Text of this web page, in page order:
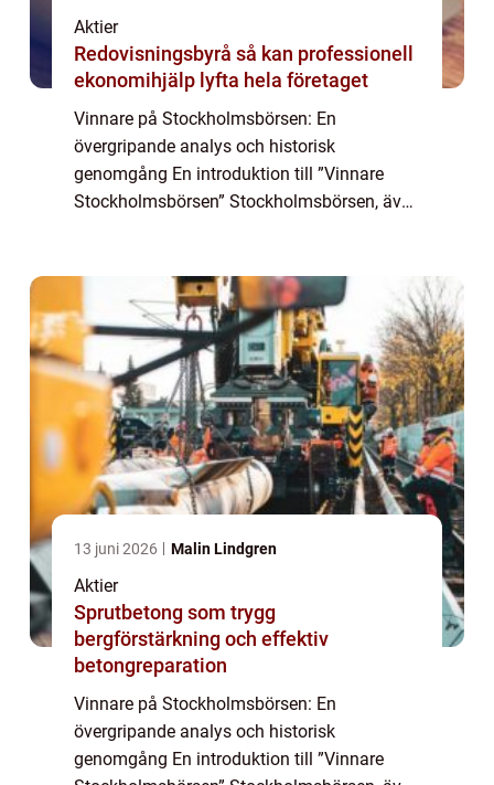
Aktier
Redovisningsbyrå så kan professionell
ekonomihjälp lyfta hela företaget
Vinnare på Stockholmsbörsen: En
övergripande analys och historisk
genomgång En introduktion till ”Vinnare
Stockholmsbörsen” Stockholmsbörsen, även
marknadsplats för ha...
13 juni 2026 Malin Lindgren
Aktier
Sprutbetong som trygg
bergförstärkning och effektiv
betongreparation
Vinnare på Stockholmsbörsen: En
övergripande analys och historisk
genomgång En introduktion till ”Vinnare